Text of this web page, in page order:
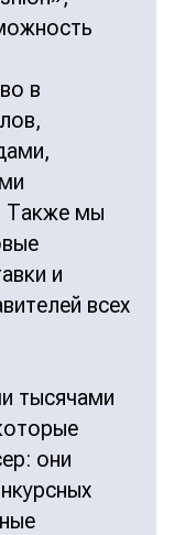
в
Также мы
и
всех
тысячами
они